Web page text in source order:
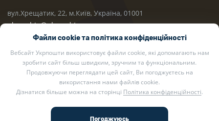
вул.Хрещатик, 22, м.Київ, Україна, 01001
ukrposhta@ukrposhta.ua
2002 — 2026 Укрпошта. Всі права захищено.
Файли cookie та політика конфіденційності
Вебсайт Укрпошти використовує файли cookie, які допомагають нам
зробити сайт більш швидким, зручним та функціональним.
Продовжуючи переглядати цей сайт, Ви погоджуєтесь на
використання нами файлів cookie.
Дізнатися більше можна на сторінці Політика конфіденційності.